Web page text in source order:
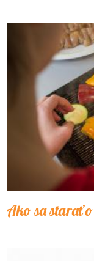
Ako sa starať